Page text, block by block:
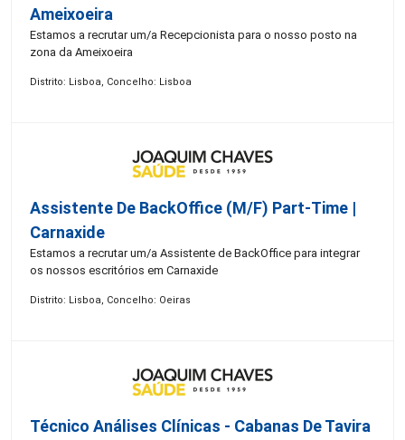
Ameixoeira
Estamos a recrutar um/a Recepcionista para o nosso posto na
zona da Ameixoeira
Distrito: Lisboa, Concelho: Lisboa
Assistente De BackOffice (M/F) Part-Time |
Carnaxide
Estamos a recrutar um/a Assistente de BackOffice para integrar
os nossos escritórios em Carnaxide
Distrito: Lisboa, Concelho: Oeiras
Técnico Análises Clínicas - Cabanas De Tavira